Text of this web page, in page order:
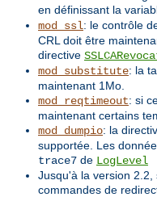
en définissant la
mod_ssl: le contrôle
CRL doit être
directive
mod_substitute: la
maintenant 1Mo.
mod_reqtimeout: si
maintenant certains
mod_dumpio: la
supportée. Les
trace7 de LogLevel
Jusqu'à la version
commandes de